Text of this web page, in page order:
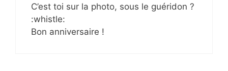
C’est toi sur la photo, sous le guéridon ?
:whistle:
Bon anniversaire !